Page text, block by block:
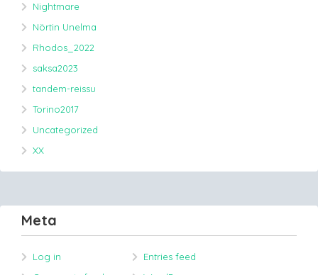
Nightmare
Nörtin Unelma
Rhodos_2022
saksa2023
tandem-reissu
Torino2017
Uncategorized
XX
Meta
Log in
Entries feed